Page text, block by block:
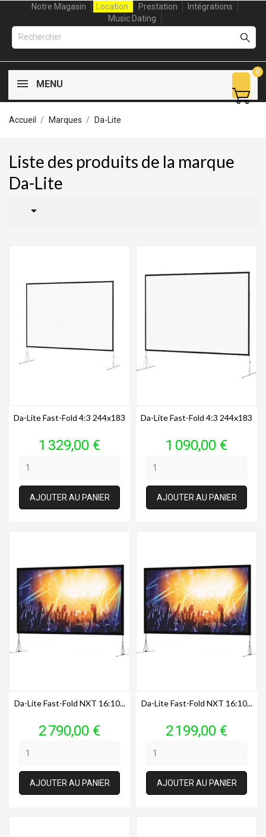
Notre Magasin Location Prestation
Intégrations
Music Dating
MENU
0
Accueil Marques Da-Lite
Liste des produits de la marque
Da-Lite

Da-Lite Fast-Fold 4:3 244x183
Prix
1 329,00 €
AJOUTER AU PANIER
Da-Lite Fast-Fold 4:3 244x183
Prix
1 090,00 €
AJOUTER AU PANIER
Da-Lite Fast-Fold NXT 16:10...
Prix
2 790,00 €
AJOUTER AU PANIER
Da-Lite Fast-Fold NXT 16:10...
Prix
2 199,00 €
AJOUTER AU PANIER